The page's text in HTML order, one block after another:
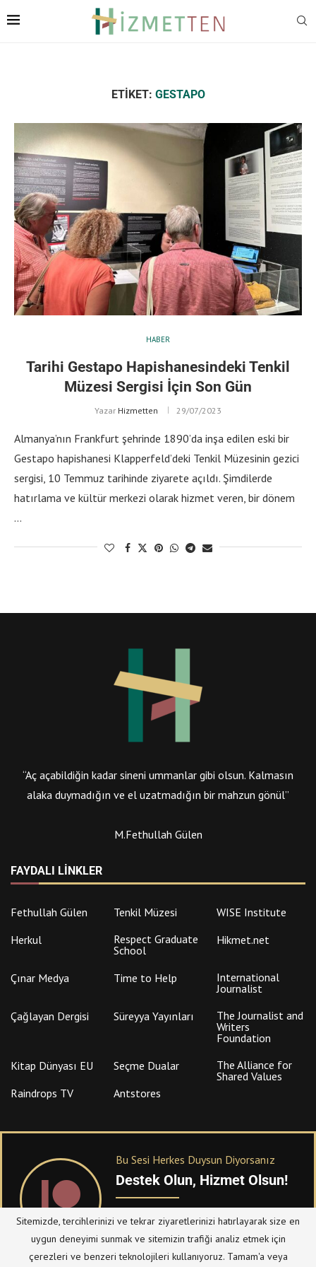
ETIKET: GESTAPO
HABER
Tarihi Gestapo Hapishanesindeki Tenkil
Müzesi Sergisi İçin Son Gün
Yazar Hizmetten 29/07/2023
Almanya’nın Frankfurt şehrinde 1890’da inşa edilen eski bir
Gestapo hapishanesi Klapperfeld’deki Tenkil Müzesinin gezici
sergisi, 10 Temmuz tarihinde ziyarete açıldı. Şimdilerde
hatırlama ve kültür merkezi olarak hizmet veren, bir dönem
…
“Aç açabildiğin kadar sineni ummanlar gibi olsun. Kalmasın
alaka duymadığın ve el uzatmadığın bir mahzun gönül”
M.Fethullah Gülen
FAYDALI LINKLER
Fethullah Gülen Tenkil Müzesi
WISE Institute
Herkul
Respect Graduate
School
Hikmet.net
Çınar Medya Time to Help
International
Journalist
Çağlayan Dergisi
Süreyya Yayınları
The Journalist and
Writers
Foundation
Kitap Dünyası EU
Seçme Dualar
The Alliance for
Shared Values
Raindrops TV
Antstores
Bu Sesi Herkes Duysun Diyorsanız
Destek Olun, Hizmet Olsun!
PATREONüzerinden sitemize bağışta
bulanabilirsiniz.
Sitemizde, tercihlerinizi ve tekrar ziyaretlerinizi hatırlayarak size en
uygun deneyimi sunmak ve sitemizin trafiği analiz etmek için
çerezleri ve benzeri teknolojileri kullanıyoruz. Tamam'a veya